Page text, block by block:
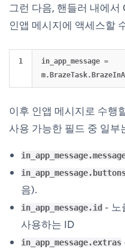
그런 다음, 핸들러 내에
인앱 메시지에 액세스할
in_app_message =
이후 인앱 메시지로 수행
사용 가능한 필드 중 일부
음).
in_app_message.id - 노
사용하는 ID
in_app_message.extras